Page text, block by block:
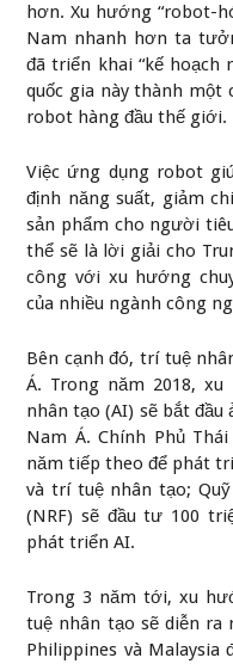
hơn. Xu hướng “robot-
Nam nhanh hơn ta
đã triển khai “kế hoạch
quốc gia này thành một
robot hàng đầu thế giới.
Việc ứng dụng robot
định năng suất, giảm
sản phẩm cho người
thể sẽ là lời giải cho
công với xu hướng
của nhiều ngành công
Bên cạnh đó, trí tuệ
Á. Trong năm 2018,
nhân tạo (AI) sẽ bắt
Nam Á. Chính Phủ
năm tiếp theo để phát
và trí tuệ nhân tạo; Quỹ
(NRF) sẽ đầu tư 100
phát triển AI.
Trong 3 năm tới, xu
tuệ nhân tạo sẽ diễn ra
Philippines và Malaysia